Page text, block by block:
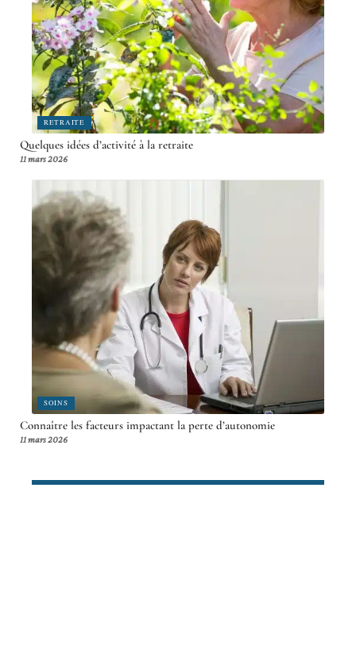
RETRAITE
Quelques idées d’activité à la retraite
11 mars 2026
SOINS
Connaître les facteurs impactant la perte d’autonomie
11 mars 2026